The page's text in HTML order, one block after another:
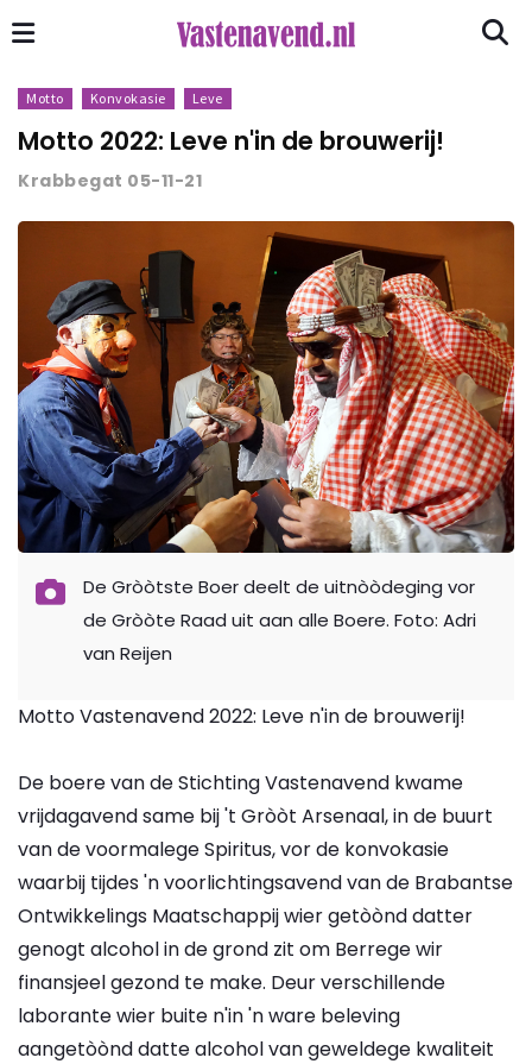
Motto Konvokasie Leve
Motto 2022: Leve n'in de brouwerij!
Krabbegat 05-11-21
De Gròòtste Boer deelt de uitnòòdeging vor
de Gròòte Raad uit aan alle Boere. Foto: Adri
van Reijen
Motto Vastenavend 2022: Leve n'in de brouwerij!
De boere van de Stichting Vastenavend kwame
vrijdagavend same bij 't Gròòt Arsenaal, in de buurt
van de voormalege Spiritus, vor de konvokasie
waarbij tijdes 'n voorlichtingsavend van de Brabantse
Ontwikkelings Maatschappij wier getòònd datter
genogt alcohol in de grond zit om Berrege wir
finansjeel gezond te make. Deur verschillende
laborante wier buite n'in 'n ware beleving
aangetòònd datte alcohol van geweldege kwaliteit